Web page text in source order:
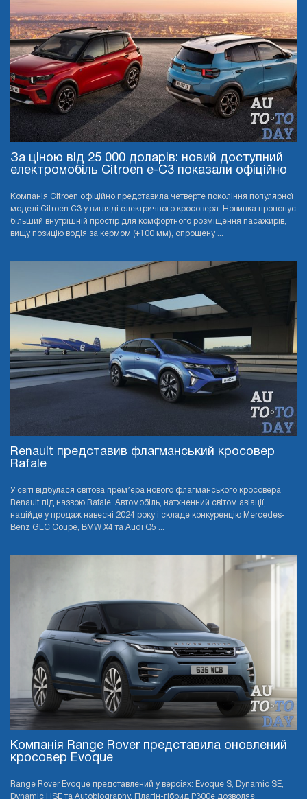
За ціною від 25 000 доларів: новий доступний
електромобіль Citroen e-C3 показали офіційно
Компанія Citroen офіційно представила четверте покоління популярної
моделі Citroen C3 у вигляді електричного кросовера. Новинка пропонує
більший внутрішній простір для комфортного розміщення пасажирів,
вищу позицію водія за кермом (+100 мм), спрощену ...
Renault представив флагманський кросовер
Rafale
У світі відбулася світова прем’єра нового флагманського кросовера
Renault під назвою Rafale. Автомобіль, натхненний світом авіації,
надійде у продаж навесні 2024 року і складе конкуренцію Mercedes-
Benz GLC Coupe, BMW X4 та Audi Q5 ...
Компанія Range Rover представила оновлений
кросовер Evoque
Range Rover Evoque представлений у версіях: Evoque S, Dynamic SE,
Dynamic HSE та Autobiography. Плагін-гібрид P300e дозволяє